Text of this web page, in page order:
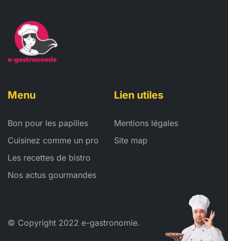
Menu
Bon pour les papilles
Cuisinez comme un pro
Les recettes de bistro
Nos actus gourmandes
Lien utiles
Mentions légales
Site map
© Copyright 2022 e-gastronomie.